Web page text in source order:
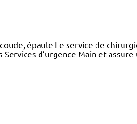
épaule Le service de
d’urgence Main et assure